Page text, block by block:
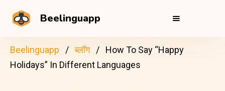
Beelinguapp
Beelinguapp ब्लॉग
How To Say “Happy
Holidays” In Different Languages